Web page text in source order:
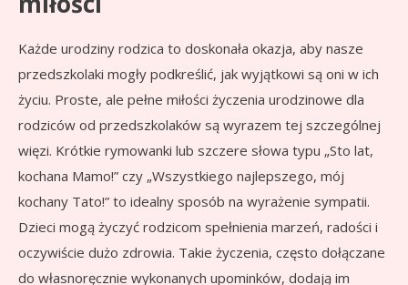
Każde urodziny rodzica to doskonała okazja, aby nasze
przedszkolaki mogły podkreślić, jak wyjątkowi są oni w ich
życiu. Proste, ale pełne miłości życzenia urodzinowe dla
rodziców od przedszkolaków są wyrazem tej szczególnej
więzi. Krótkie rymowanki lub szczere słowa typu „Sto lat,
kochana Mamo!” czy „Wszystkiego najlepszego, mój
kochany Tato!” to idealny sposób na wyrażenie sympatii.
Dzieci mogą życzyć rodzicom spełnienia marzeń, radości i
oczywiście dużo zdrowia. Takie życzenia, często dołączane
do własnoręcznie wykonanych upominków, dodają im